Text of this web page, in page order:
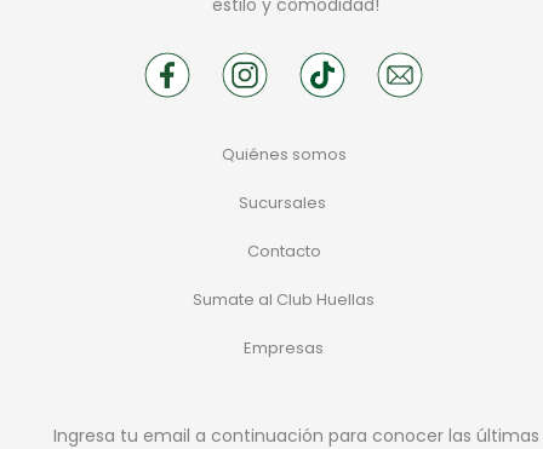
estilo y comodidad!
Quiénes somos
Sucursales
Contacto
Sumate al Club Huellas
Empresas
Ingresa tu email a continuación para conocer las últimas